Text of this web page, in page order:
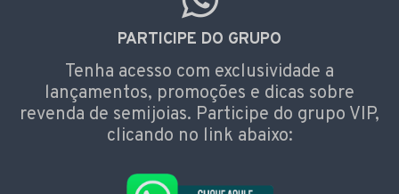
PARTICIPE DO GRUPO
Tenha acesso com exclusividade a
lançamentos, promoções e dicas sobre
revenda de semijoias. Participe do grupo VIP,
clicando no link abaixo: